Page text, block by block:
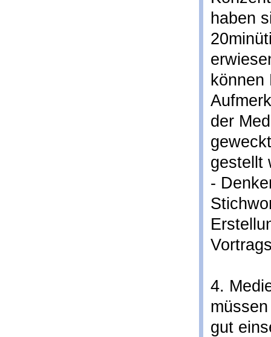
haben
der
gestellt
-
4.
gut